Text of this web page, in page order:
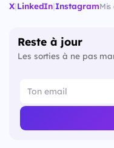
X|LinkedIn|Instagram
Reste à jour
Les sorties à ne pas